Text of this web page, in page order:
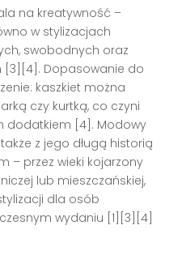
na kreatywność –
w stylizacjach
swobodnych oraz
[3][4]. Dopasowanie do
kaszkiet można
czy kurtką, co czyni
dodatkiem [4]. Modowy
z jego długą historią
– przez wieki kojarzony
lub mieszczańskiej,
dla osób
wydaniu [1][3][4]